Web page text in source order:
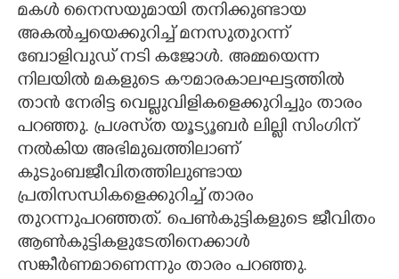
CARTOONS
LITERATURE
ZOOM
CONTACT US
മകൾ നൈസയുമായി തനിക്കുണ്ടായ
അകൽച്ചയെക്കുറിച്ച് മനസുതുറന്ന്
ബോളിവുഡ് നടി കജോൾ. അമ്മയെന്ന
നിലയിൽ മകളുടെ കൗമാരകാലഘട്ടത്തിൽ
താൻ നേരിട്ട വെല്ലുവിളികളെക്കുറിച്ചും താരം
പറഞ്ഞു. പ്രശസ്‌ത യൂട്യൂബർ ലില്ലി സിംഗിന്
നൽകിയ അഭിമുഖത്തിലാണ്
കുടുംബജീവിതത്തിലുണ്ടായ
പ്രതിസന്ധികളെക്കുറിച്ച് താരം
തുറന്നുപറഞ്ഞത്. പെൺകുട്ടികളുടെ ജീവിതം
ആൺകുട്ടികളുടേതിനെക്കാൾ
സങ്കീർണമാണെന്നും താരം പറഞ്ഞു.